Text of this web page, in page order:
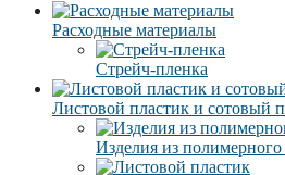
Расходные материалы
Стрейч-пленка
Листовой пластик и сотовый
Изделия из полимерного